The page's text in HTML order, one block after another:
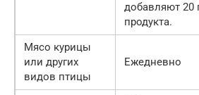
добавляют 20
продукта.
Мясо курицы
или других
видов птицы
Ежедневно